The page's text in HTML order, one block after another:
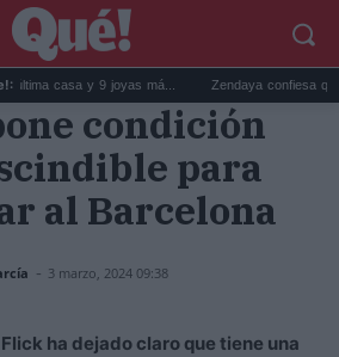
casa y 9 joyas má... Zendaya confiesa que 'Lo
condición
para
al Barcelona
- 3 marzo, 2024 09:38
ha dejado claro que tiene una